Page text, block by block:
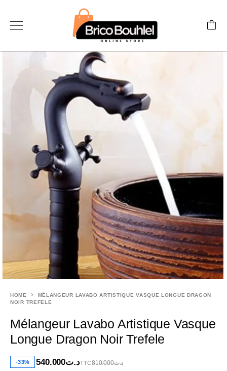
HOME
MÉLANGEUR LAVABO ARTISTIQUE VASQUE LONGUE DRAGON
NOIR TREFELE
Mélangeur Lavabo Artistique Vasque
Longue Dragon Noir Trefele
-33% د.ت810.000 د.ت540.000 TTC